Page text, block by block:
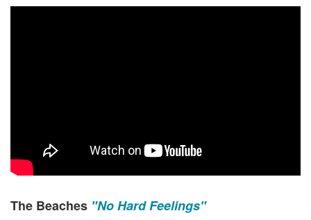
The Beaches "No Hard Feelings"